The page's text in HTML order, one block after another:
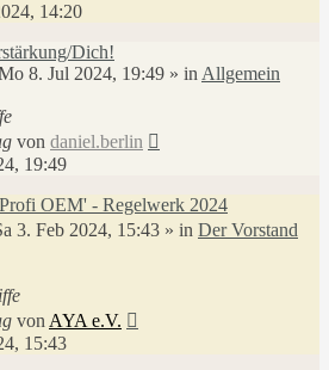
14:20
Dich!
8. Jul 2024, 19:49 » in Allgemein
von daniel.berlin
19:49
OEM' - Regelwerk 2024
3. Feb 2024, 15:43 » in Der Vorstand
von AYA e.V.
15:43